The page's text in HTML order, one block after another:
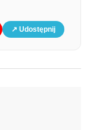
↗ Udostępnij